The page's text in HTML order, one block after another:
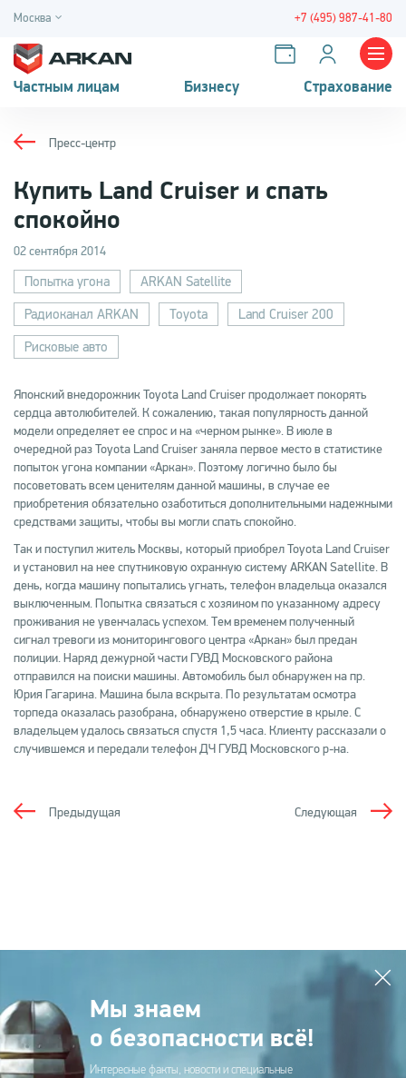
Москва +7 (495) 987-41-80
Частным лицам Бизнесу Страхование
Пресс-центр
Купить Land Cruiser и спать
спокойно
02 сентября 2014
Попытка угона
ARKAN Satellite
Радиоканал ARKAN
Toyota
Land Cruiser 200
Рисковые авто
Японский внедорожник Toyota Land Cruiser продолжает покорять
сердца автолюбителей. К сожалению, такая популярность данной
модели определяет ее спрос и на «черном рынке». В июле в
очередной раз Toyota Land Cruiser заняла первое место в статистике
попыток угона компании «Аркан». Поэтому логично было бы
посоветовать всем ценителям данной машины, в случае ее
приобретения обязательно озаботиться дополнительными надежными
средствами защиты, чтобы вы могли спать спокойно.
Так и поступил житель Москвы, который приобрел Toyota Land Cruiser
и установил на нее спутниковую охранную систему ARKAN Satellite. В
день, когда машину попытались угнать, телефон владельца оказался
выключенным. Попытка связаться с хозяином по указанному адресу
проживания не увенчалась успехом. Тем временем полученный
сигнал тревоги из мониторингового центра «Аркан» был предан
полиции. Наряд дежурной части ГУВД Московского района
отправился на поиски машины. Автомобиль был обнаружен на пр.
Юрия Гагарина. Машина была вскрыта. По результатам осмотра
торпеда оказалась разобрана, обнаружено отверстие в крыле. С
владельцем удалось связаться спустя 1,5 часа. Клиенту рассказали о
случившемся и передали телефон ДЧ ГУВД Московского р-на.
Следующая
Предыдущая
Мы знаем
о безопасности всё!
Интересные факты, новости и специальные